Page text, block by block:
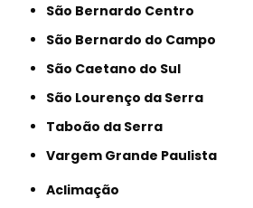
São Bernardo Centro
São Bernardo do Campo
São Caetano do Sul
São Lourenço da Serra
Taboão da Serra
Vargem Grande Paulista
Aclimação